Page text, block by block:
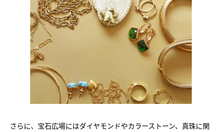
さらに、宝石広場にはダイヤモンドやカラーストーン、真珠に関